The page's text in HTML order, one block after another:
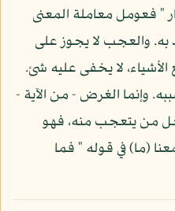
" فعومل معاملة المعنى
والعجب لا يجوز على
الأشياء، لا يخفى عليه شئ.
وإنما الغرض - من الآية -
من يتعجب منه، فهو
(ما) في قوله " فما